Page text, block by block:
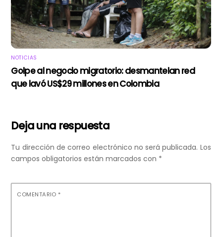
NOTICIAS
Golpe al negocio migratorio: desmantelan red
que lavó US$29 millones en Colombia
Deja una respuesta
Tu dirección de correo electrónico no será publicada. Los
campos obligatorios están marcados con *
COMENTARIO *